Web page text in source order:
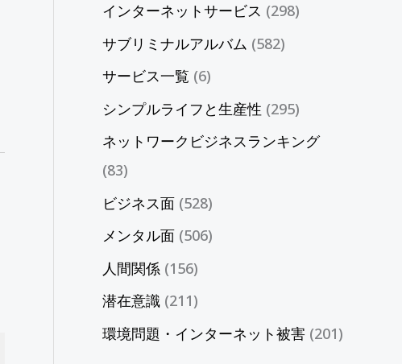
インターネットサービス (298)
サブリミナルアルバム (582)
サービス一覧 (6)
シンプルライフと生産性 (295)
ネットワークビジネスランキング
(83)
ビジネス面 (528)
メンタル面 (506)
人間関係 (156)
潜在意識 (211)
環境問題・インターネット被害 (201)